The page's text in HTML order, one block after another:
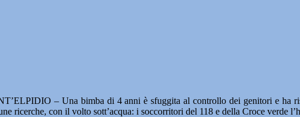
– Una bimba di 4 anni è sfuggita al controllo dei genitori e ha
ricerche, con il volto sott’acqua: i soccorritori del 118 e della Croce verde